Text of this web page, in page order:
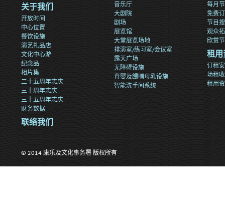
关于我们
开放时间
中心位置
餐饮设施
演艺礼品店
文化中心游
纪念品
相片集
二十五周年志庆
三十周年志庆
三十五周年志庆
财务数据
联络我们
音乐厅
大剧院
剧场
展览馆
大堂展览场地
排演室/练习室/会议室
露天广场
无障碍设施
育婴及餵哺母乳设施
智能洗手间系统
每月
免费
节目
观众
欣赏
租用
订租
场租
租用
© 2014 康乐及文化事务署 版权所有